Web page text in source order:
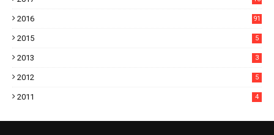
2016 91
2015 5
2013 3
2012 5
2011 4